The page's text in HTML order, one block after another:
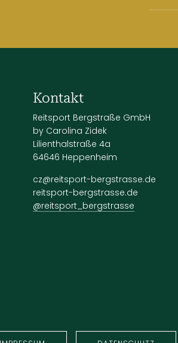
Kontakt
Reitsport Bergstraße GmbH
by Carolina Zidek
Lilienthalstraße 4a
64646 Heppenheim
cz@reitsport-bergstrasse.de
reitsport-bergstrasse.de
@reitsport_bergstrasse